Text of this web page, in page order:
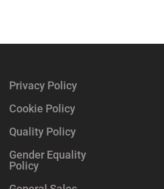
Privacy Policy
Cookie Policy
Quality Policy
Gender Equality
Policy